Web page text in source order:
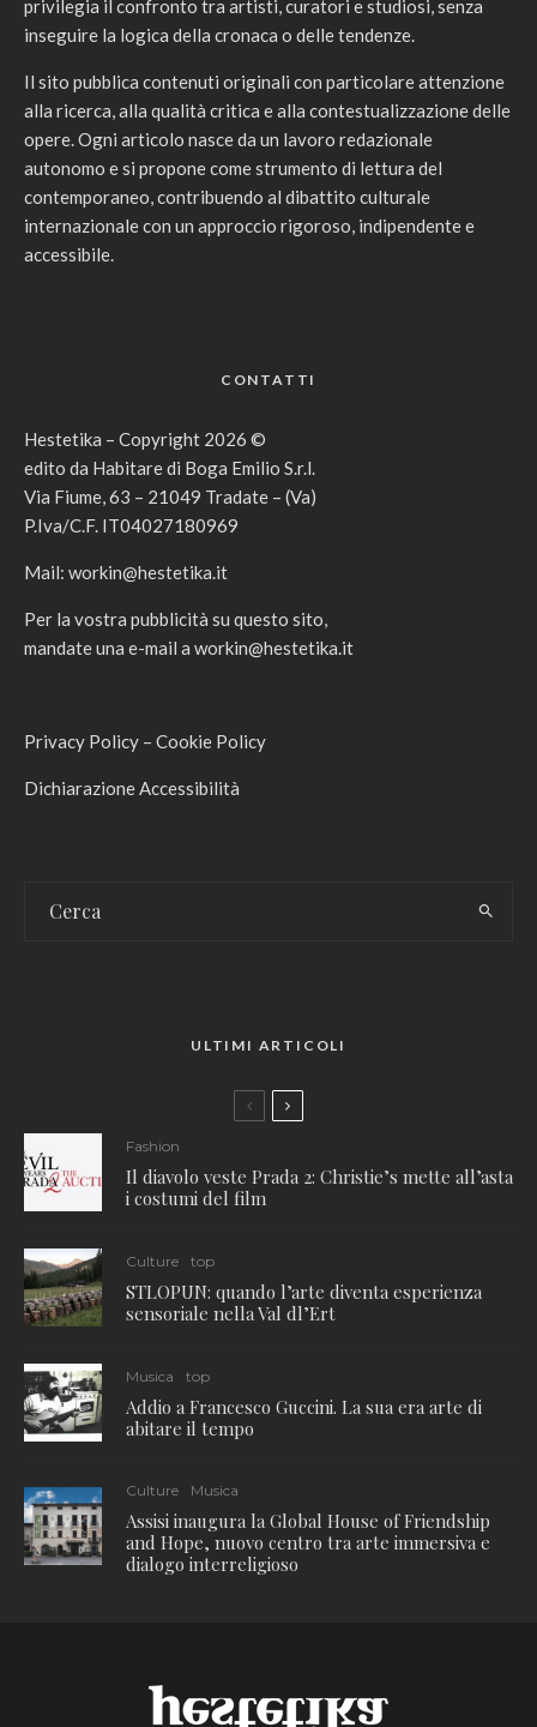
privilegia il confronto tra artisti, curatori e studiosi, senza
inseguire la logica della cronaca o delle tendenze.
Il sito pubblica contenuti originali con particolare attenzione
alla ricerca, alla qualità critica e alla contestualizzazione delle
opere. Ogni articolo nasce da un lavoro redazionale
autonomo e si propone come strumento di lettura del
contemporaneo, contribuendo al dibattito culturale
internazionale con un approccio rigoroso, indipendente e
accessibile.
CONTATTI
Hestetika – Copyright 2026 ©
edito da Habitare di Boga Emilio S.r.l.
Via Fiume, 63 – 21049 Tradate – (Va)
P.Iva/C.F. IT04027180969
Mail: workin@hestetika.it
Per la vostra pubblicità su questo sito,
mandate una e-mail a workin@hestetika.it
Privacy Policy – Cookie Policy
Dichiarazione Accessibilità
ULTIMI ARTICOLI
Fashion
Il diavolo veste Prada 2: Christie’s mette all’asta
i costumi del film
Culture top
STLOPUN: quando l’arte diventa esperienza
sensoriale nella Val dl’Ert
Musica top
Addio a Francesco Guccini. La sua era arte di
abitare il tempo
Culture Musica
Assisi inaugura la Global House of Friendship
and Hope, nuovo centro tra arte immersiva e
dialogo interreligioso